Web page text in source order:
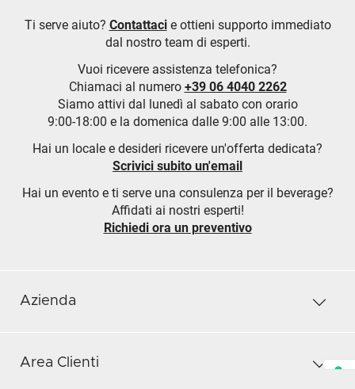
Ti serve aiuto? Contattacie ottieni supporto immediato
dal nostro team di esperti.
Vuoi ricevere assistenza telefonica?
Chiamaci al numero +39 06 4040 2262
Siamo attivi dal lunedì al sabato con orario
9:00-18:00 e la domenica dalle 9:00 alle 13:00.
Hai un locale e desideri ricevere un'offerta dedicata?
Scrivici subito un'email
Hai un evento e ti serve una consulenza per il beverage?
Affidati ai nostri esperti!
Richiedi ora un preventivo
Azienda
Area Clienti